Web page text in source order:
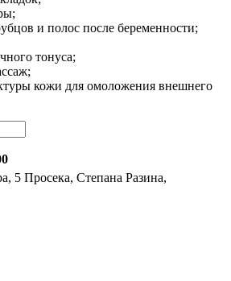
и полос после беременности;
тонуса;
кожи для омоложения внешнего
5 Просека, Степана Разина,